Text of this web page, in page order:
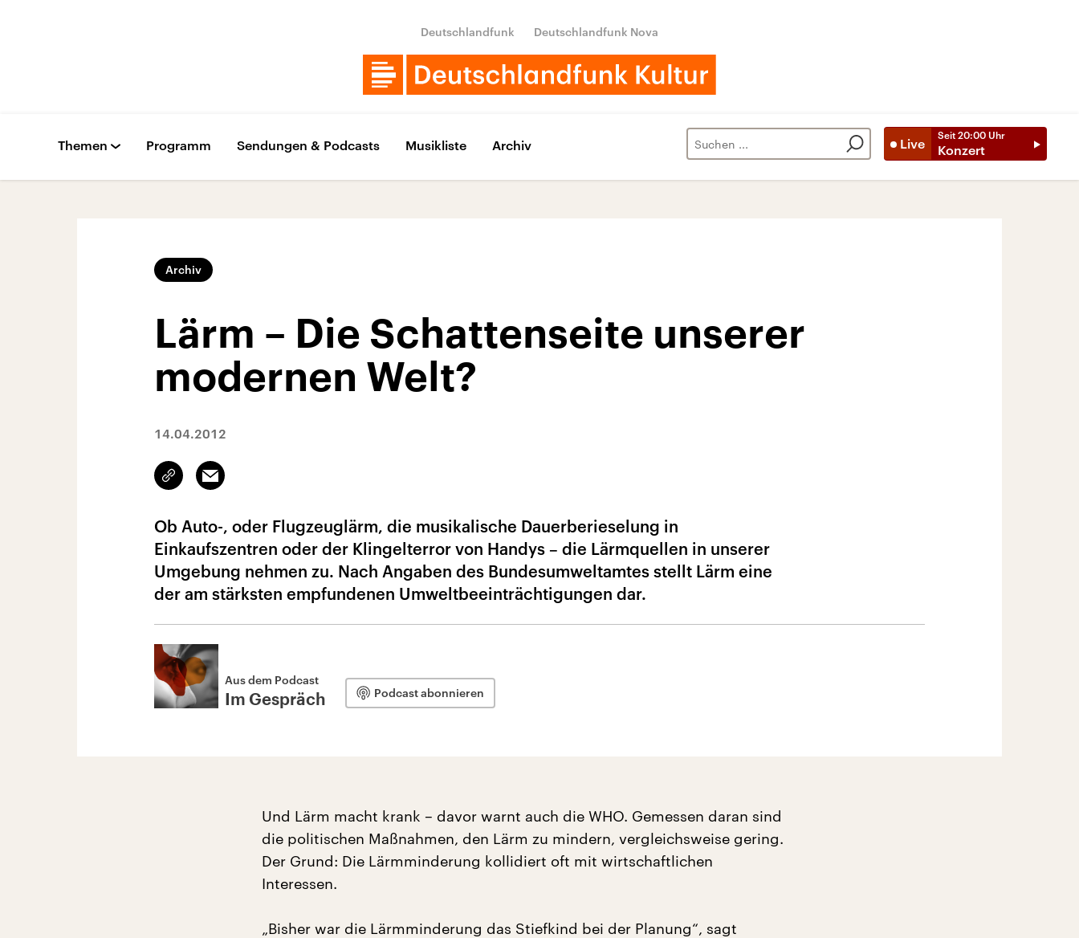
Deutschlandfunk Deutschlandfunk Nova
Live
Seit 20:00 Uhr
Konzert
Themen Programm Sendungen & Podcasts Musikliste Archiv
Archiv
Lärm – Die Schattenseite unserer
modernen Welt?
14.04.2012
Link
kopieren/teilen
Email
Ob Auto-, oder Flugzeuglärm, die musikalische Dauerberieselung in
Einkaufszentren oder der Klingelterror von Handys – die Lärmquellen in unserer
Umgebung nehmen zu. Nach Angaben des Bundesumweltamtes stellt Lärm eine
der am stärksten empfundenen Umweltbeeinträchtigungen dar.
Aus dem Podcast
Im Gespräch Podcast abonnieren
Und Lärm macht krank – davor warnt auch die WHO. Gemessen daran sind
die politischen Maßnahmen, den Lärm zu mindern, vergleichsweise gering.
Der Grund: Die Lärmminderung kollidiert oft mit wirtschaftlichen
Interessen.
„Bisher war die Lärmminderung das Stiefkind bei der Planung“, sagt